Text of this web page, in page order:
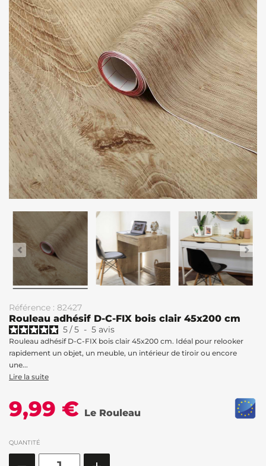
Référence : 82427
Rouleau adhésif D-C-FIX bois clair 45x200 cm
5/5 - 5 avis
Rouleau adhésif D-C-FIX bois clair 45x200 cm. Idéal pour relooker
rapidement un objet, un meuble, un intérieur de tiroir ou encore
une...
Lire la suite
9,99 € Le Rouleau
QUANTITÉ